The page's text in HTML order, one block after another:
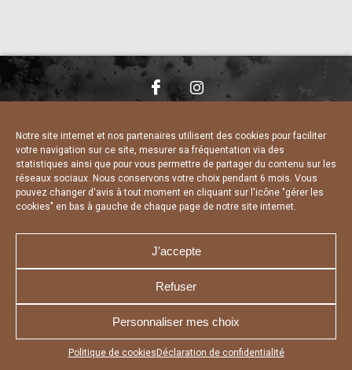
Notre site internet et nos partenaires utilisent des cookies pour faciliter
votre navigation sur ce site, mesurer sa fréquentation via des
statistiques ainsi que pour vous permettre de partager du contenu sur les
réseaux sociaux. Nous conservons votre choix pendant 6 mois. Vous
pouvez changer d'avis à tout moment en cliquant sur l'icône "gérer les
cookies" en bas à gauche de chaque page de notre site internet.
J'accepte
Refuser
Personnaliser mes choix
Politique de cookies Déclaration de confidentialité
Appuyez sur le bouton partager en bas de votre
CHARTE DE CONFIDENTIALITÉ
DÉCLARATION DE CONFIDENTIALITÉ
POLITIQUE D’UTILISATION DES COOKIES
RÉALISÉ PAR L’AGENCE WEB A3 WEB